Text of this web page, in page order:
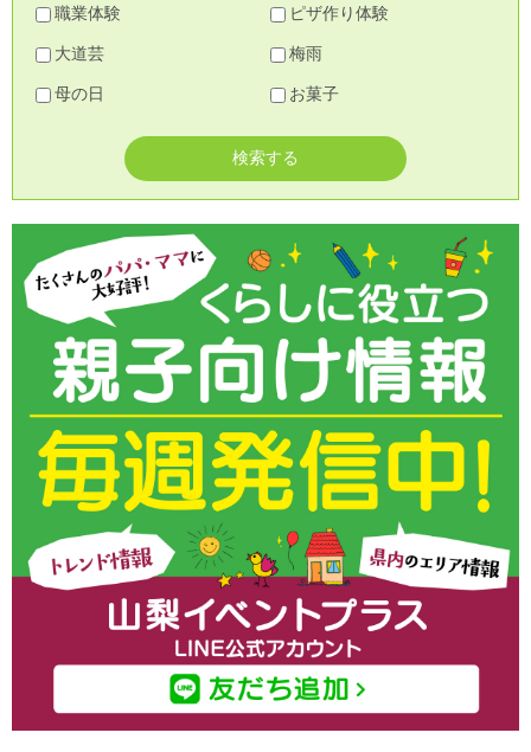
職業体験 ピザ作り体験
大道芸 梅雨
母の日 お菓子